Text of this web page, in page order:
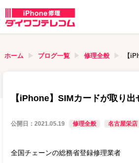
ホーム ブログ一覧 修理全般 【
【iPhone】SIMカードが取り
公開日：2021.05.19 修理全般 名古屋栄店
全国チェーンの総務省登録修理業者